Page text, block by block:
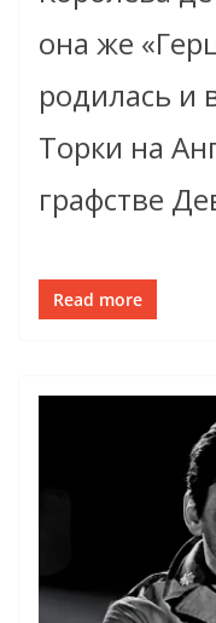
она же
родилась и
Торки на
графстве
Read more